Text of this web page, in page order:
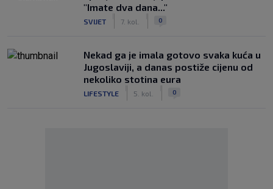
"Imate dva dana..."
SVIJET 7. kol. 0
Nekad ga je imala gotovo svaka kuća u
Jugoslaviji, a danas postiže cijenu od
nekoliko stotina eura
LIFESTYLE 5. kol. 0